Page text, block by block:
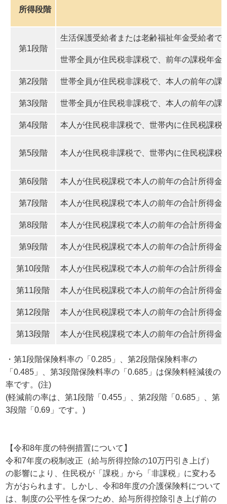
所得段階
第1段階
生活保護受給者または老齢福祉年金受給者で
世帯全員が住民税非課税で、前年の課税年
第2段階 世帯全員が住民税非課税で、本人の前年の
第3段階 世帯全員が住民税非課税で、本人の前年の
第4段階 本人が住民税非課税で、世帯内に住民税課
第5段階 本人が住民税非課税で、世帯内に住民税課
第6段階 本人が住民税課税で本人の前年の合計所得金
第7段階 本人が住民税課税で本人の前年の合計所得金
第8段階 本人が住民税課税で本人の前年の合計所得金
第9段階 本人が住民税課税で本人の前年の合計所得金
第10段階 本人が住民税課税で本人の前年の合計所得金
第11段階 本人が住民税課税で本人の前年の合計所得金
第12段階 本人が住民税課税で本人の前年の合計所得金
第13段階 本人が住民税課税で本人の前年の合計所得金
・第1段階保険料率の「0.285」、第2段階保険料率の
「0.485」、第3段階保険料率の「0.685」は保険料軽減後の
率です。(注)
(軽減前の率は、第1段階「0.455」、第2段階「0.685」、第
3段階「0.69」です。)
【令和8年度の特例措置について】
令和7年度の税制改正（給与所得控除の10万円引き上げ）
の影響により、住民税が「課税」から「非課税」に変わる
方がおられます。しかし、令和8年度の介護保険料について
は、制度の公平性を保つため、給与所得控除引き上げ前の